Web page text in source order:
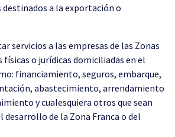
a la exportación o
servicios a las empresas de las Zonas
físicas o jurídicas domiciliadas en el
financiamiento, seguros, embarque,
abastecimiento, arrendamiento
y cualesquiera otros que sean
desarrollo de la Zona Franca o del